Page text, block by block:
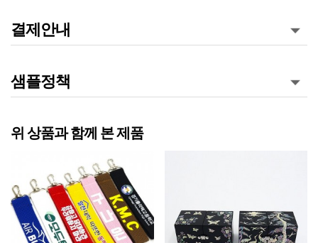
결제안내
샘플정책
위 상품과 함께 본 제품